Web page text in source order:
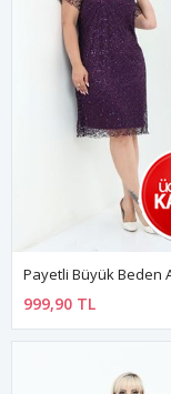
999,90 TL